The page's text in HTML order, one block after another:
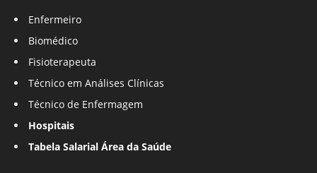
Enfermeiro
Biomédico
Fisioterapeuta
Técnico em Análises Clínicas
Técnico de Enfermagem
Hospitais
Tabela Salarial Área da Saúde